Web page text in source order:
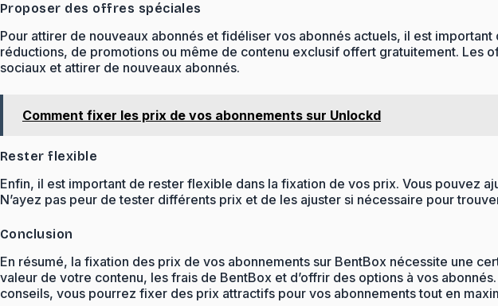
Proposer des offres spéciales
Pour attirer de nouveaux abonnés et fidéliser vos abonnés actuels, il est
réductions, de promotions ou même de contenu exclusif offert gratuitement. Les
sociaux et attirer de nouveaux abonnés.
Comment fixer les prix de vos abonnements sur Unlockd
Rester flexible
Enfin, il est important de rester flexible dans la fixation de vos prix. Vous pouvez
N’ayez pas peur de tester différents prix et de les ajuster si nécessaire pour
Conclusion
En résumé, la fixation des prix de vos abonnements sur BentBox nécessite une
valeur de votre contenu, les frais de BentBox et d’offrir des options à vos
conseils, vous pourrez fixer des prix attractifs pour vos abonnements tout en